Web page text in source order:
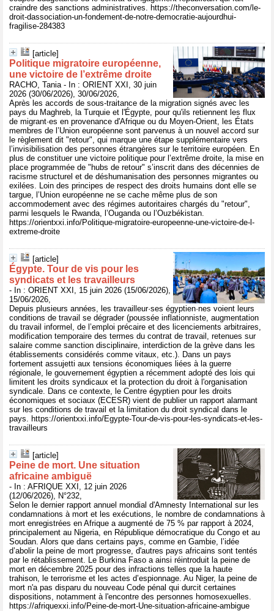
craindre des sanctions administratives. https://theconversation.com/le-
droit-dassociation-un-fondement-de-notre-democratie-aujourdhui-
fragilise-284383
[article]
Politique migratoire européenne,
une victoire de l’extrême droite
RACHO, Tania - In : ORIENT XXI, 30 juin
2026 (30/06/2026), 30/06/2026,
Après les accords de sous-traitance de la migration signés avec les
pays du Maghreb, la Turquie et l'Égypte, pour qu'ils retiennent les flux
de migrant·es en provenance d'Afrique ou du Moyen-Orient, les États
membres de l’Union européenne sont parvenus à un nouvel accord sur
le règlement dit "retour", qui marque une étape supplémentaire vers
l’invisibilisation des personnes étrangères sur le territoire européen. En
plus de constituer une victoire politique pour l’extrême droite, la mise en
place programmée de "hubs de retour" s’inscrit dans des décennies de
racisme structurel et de déshumanisation des personnes migrantes ou
exilées. Loin des principes de respect des droits humains dont elle se
targue, l’Union européenne ne se cache même plus de son
accommodement avec des régimes autoritaires chargés du "retour",
parmi lesquels le Rwanda, l’Ouganda ou l’Ouzbékistan.
https://orientxxi.info/Politique-migratoire-europeenne-une-victoire-de-l-
extreme-droite
[article]
Égypte. Tour de vis pour les
syndicats et les travailleurs
- In : ORIENT XXI, 15 juin 2026 (15/06/2026),
15/06/2026,
Depuis plusieurs années, les travailleur·ses égyptien·nes voient leurs
conditions de travail se dégrader (poussée inflationniste, augmentation
du travail informel, de l’emploi précaire et des licenciements arbitraires,
modification temporaire des termes du contrat de travail, retenues sur
salaire comme sanction disciplinaire, interdiction de la grève dans les
établissements considérés comme vitaux, etc.). Dans un pays
fortement assujetti aux tensions économiques liées à la guerre
régionale, le gouvernement égyptien a récemment adopté des lois qui
limitent les droits syndicaux et la protection du droit à l'organisation
syndicale. Dans ce contexte, le Centre égyptien pour les droits
économiques et sociaux (ECESR) vient de publier un rapport alarmant
sur les conditions de travail et la limitation du droit syndical dans le
pays. https://orientxxi.info/Egypte-Tour-de-vis-pour-les-syndicats-et-les-
travailleurs
[article]
Peine de mort. Une situation
africaine ambiguë
- In : AFRIQUE XXI, 12 juin 2026
(12/06/2026), N°232,
Selon le dernier rapport annuel mondial d'Amnesty International sur les
condamnations à mort et les exécutions, le nombre de condamnations à
mort enregistrées en Afrique a augmenté de 75 % par rapport à 2024,
principalement au Nigeria, en République démocratique du Congo et au
Soudan. Alors que dans certains pays, comme en Gambie, l’idée
d’abolir la peine de mort progresse, d'autres pays africains sont tentés
par le rétablissement. Le Burkina Faso a ainsi réintroduit la peine de
mort en décembre 2025 pour des infractions telles que la haute
trahison, le terrorisme et les actes d’espionnage. Au Niger, la peine de
mort n'a pas disparu du nouveau Code pénal qui durcit certaines
dispositions, notamment à l'encontre des personnes homosexuelles.
https://afriquexxi.info/Peine-de-mort-Une-situation-africaine-ambigue